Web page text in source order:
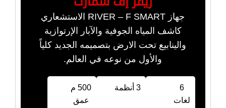
جهاز RIVER – F SMART الاستشعاري
كاشف المياه الجوفية والآبار الإرتوازية
والينابيع تحت الارض بتصميمه الجديد كلياً
والأول من نوعه في العالم.
6
لغات
3 أنظمة
500 م
عمق